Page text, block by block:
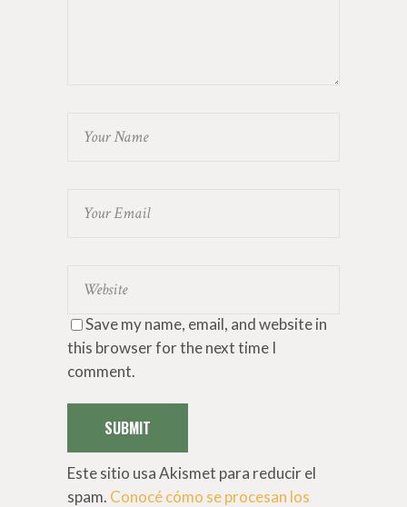
Save my name, email, and website in
this browser for the next time I
comment.
SUBMIT
Este sitio usa Akismet para reducir el
spam. Conocé cómo se procesan los